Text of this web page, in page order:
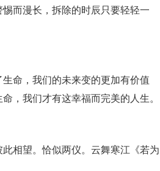
而漫长，拆除的时辰只要轻轻一
命，我们的未来变的更加有价值
，我们才有这幸福而完美的人生。
相望。恰似两仪。云舞寒江《若为